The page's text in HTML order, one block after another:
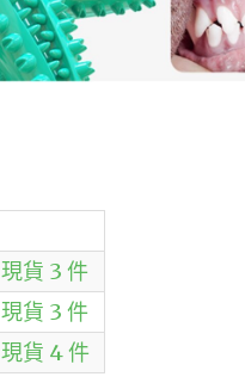
現貨 3 件
現貨 3 件
現貨 4 件